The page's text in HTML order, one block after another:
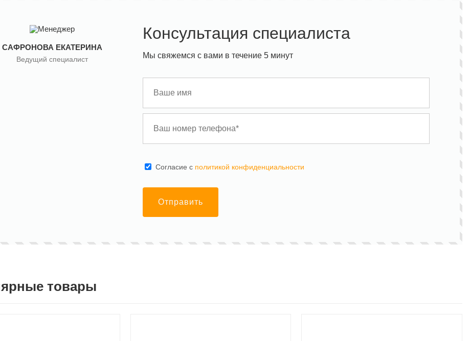
САФРОНОВА ЕКАТЕРИНА
Ведущий специалист
Консультация специалиста
Мы свяжемся с вами в течение 5 минут
Cогласие с политикой конфиденциальности
Отправить
товары